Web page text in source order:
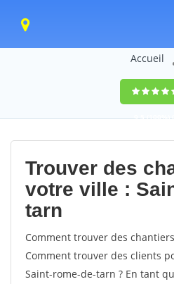
Accueil
9,5(100%)
votes
Trouver des
votre ville :
tarn
Comment trouver des
Comment trouver des clients
Saint-rome-de-tarn ? En tant